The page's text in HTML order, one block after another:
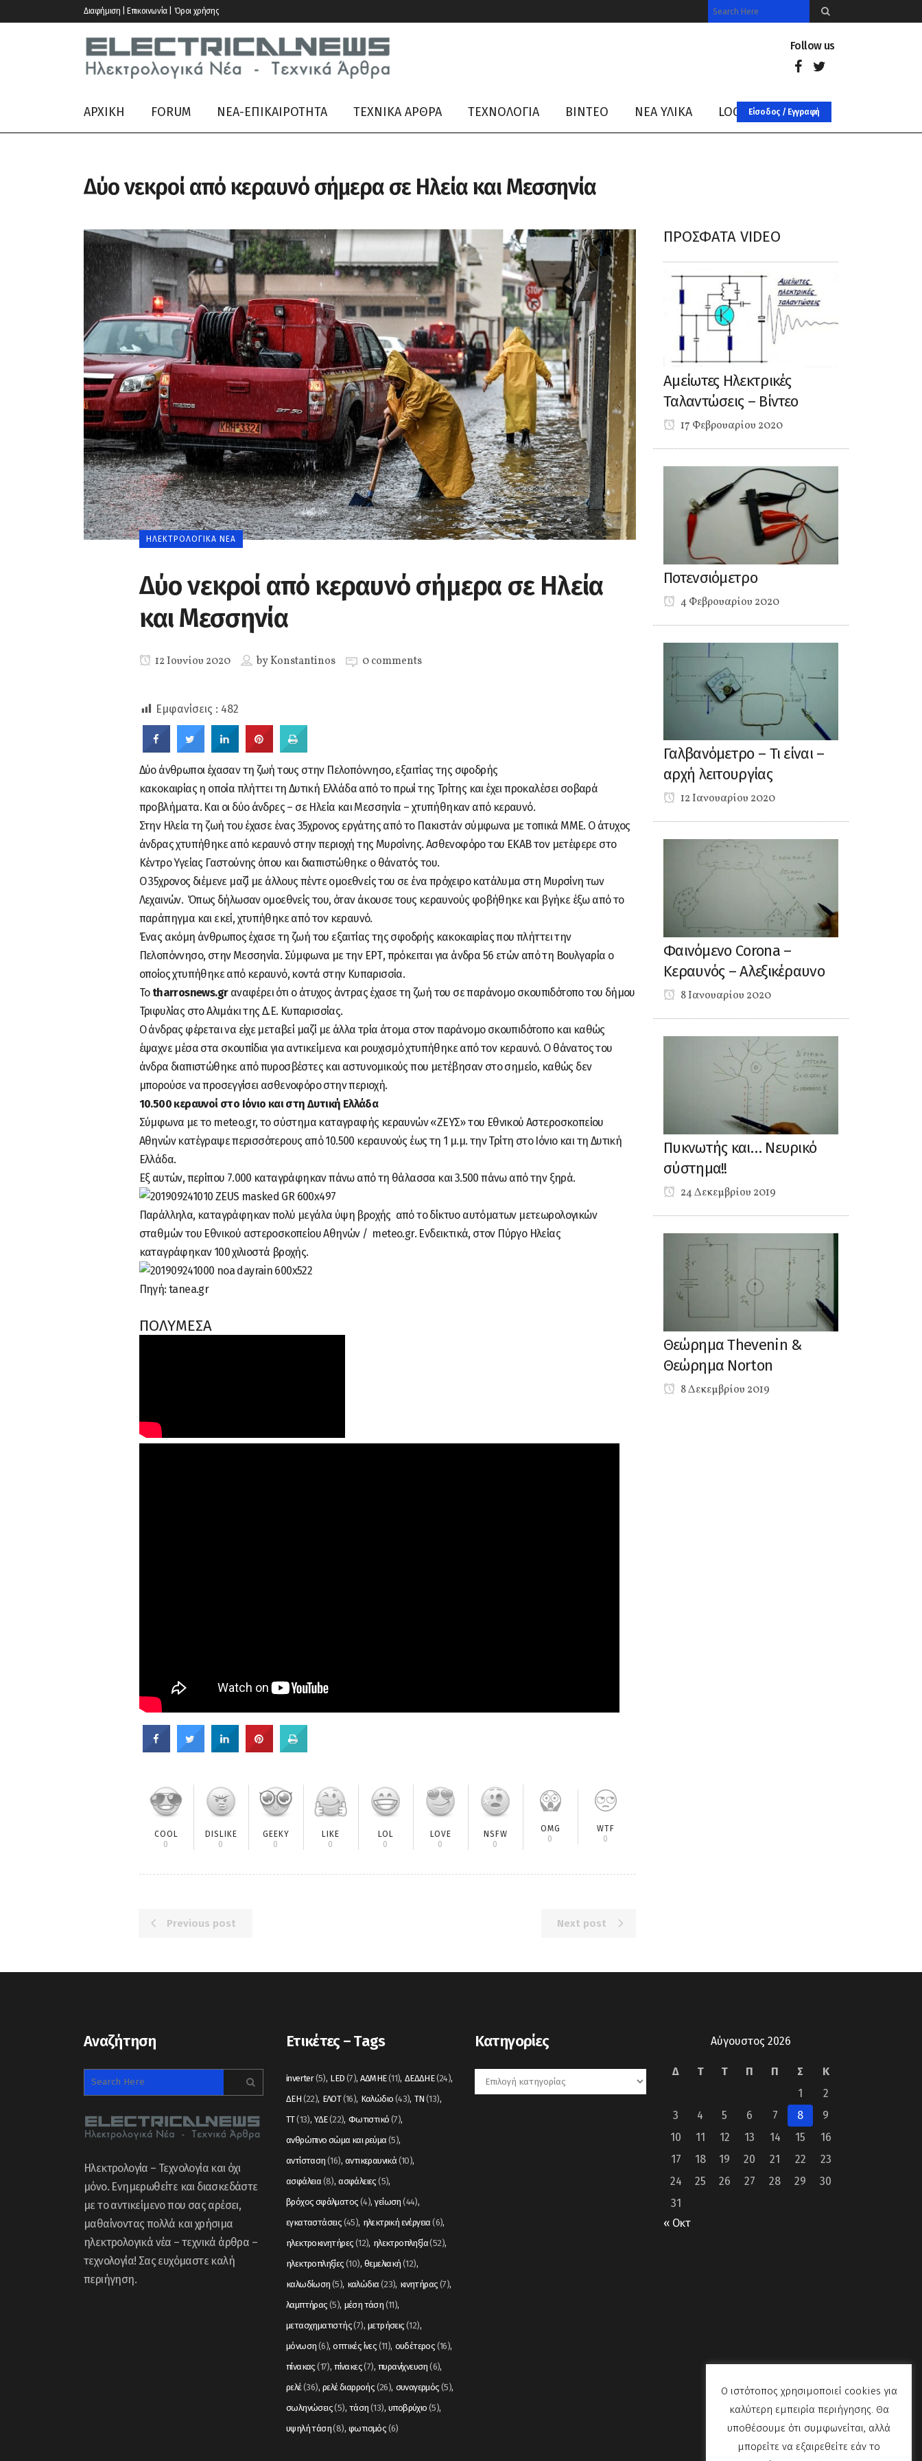
Διαφήμιση | Επικοινωνία | Όροι χρήσης
Follow us
ΑΡΧΙΚΗ FORUM ΝΕΑ-ΕΠΙΚΑΙΡΟΤΗΤΑ ΤΕΧΝΙΚΑ ΑΡΘΡΑ ΤΕΧΝΟΛΟΓΙΑ ΒΊΝΤΕΟ ΝΈΑ ΥΛΙΚΑ LOG INΕίσοδος / Εγγραφή
Δύο νεκροί από κεραυνό σήμερα σε Ηλεία και Μεσσηνία
ΗΛΕΚΤΡΟΛΟΓΙΚΆ ΝΈΑ
Δύο νεκροί από κεραυνό σήμερα σε Ηλεία
και Μεσσηνία
12 Ιουνίου 2020 byKonstantinos 0 comments
Εμφανίσεις : 482
Δύο άνθρωποι έχασαν τη ζωή τους στην Πελοπόννησο, εξαιτίας της σφοδρής
κακοκαιρίας η οποία πλήττει τη Δυτική Ελλάδα από το πρωί της Τρίτης και έχει προκαλέσει σοβαρά
προβλήματα. Και οι δύο άνδρες – σε Ηλεία και Μεσσηνία – χτυπήθηκαν από κεραυνό.
Στην Ηλεία τη ζωή του έχασε ένας 35χρονος εργάτης από το Πακιστάν σύμφωνα με τοπικά ΜΜΕ. Ο άτυχος
άνδρας χτυπήθηκε από κεραυνό στην περιοχή της Μυρσίνης. Ασθενοφόρο του ΕΚΑΒ τον μετέφερε στο
Κέντρο Υγείας Γαστούνης όπου και διαπιστώθηκε ο θάνατός του.
Ο 35χρονος διέμενε μαζί με άλλους πέντε ομοεθνείς του σε ένα πρόχειρο κατάλυμα στη Μυρσίνη των
Λεχαινών. Όπως δήλωσαν ομοεθνείς του, όταν άκουσε τους κεραυνούς φοβήθηκε και βγήκε έξω από το
παράπηγμα και εκεί, χτυπήθηκε από τον κεραυνό.
Ένας ακόμη άνθρωπος έχασε τη ζωή του εξαιτίας της σφοδρής κακοκαιρίας που πλήττει την
Πελοπόννησο, στην Μεσσηνία. Σύμφωνα με την ΕΡΤ, πρόκειται για άνδρα 56 ετών από τη Βουλγαρία ο
οποίος χτυπήθηκε από κεραυνό, κοντά στην Κυπαρισσία.
Το tharrosnews.grαναφέρει ότι ο άτυχος άντρας έχασε τη ζωή του σε παράνομο σκουπιδότοπο του δήμου
Τριφυλίας στο Αλιμάκι της Δ.Ε. Κυπαρισσίας.
Ο άνδρας φέρεται να είχε μεταβεί μαζί με άλλα τρία άτομα στον παράνομο σκουπιδότοπο και καθώς
έψαχνε μέσα στα σκουπίδια για αντικείμενα και ρουχισμό χτυπήθηκε από τον κεραυνό. Ο θάνατος του
άνδρα διαπιστώθηκε από πυροσβέστες και αστυνομικούς που μετέβησαν στο σημείο, καθώς δεν
μπορούσε να προσεγγίσει ασθενοφόρο στην περιοχή.
10.500 κεραυνοί στο Ιόνιο και στη Δυτική Ελλάδα
Σύμφωνα με το meteo.gr, το σύστημα καταγραφής κεραυνών «ΖΕΥΣ» του Εθνικού Αστεροσκοπείου
Αθηνών κατέγραψε περισσότερους από 10.500 κεραυνούς έως τη 1 μ.μ. την Τρίτη στο Ιόνιο και τη Δυτική
Ελλάδα.
Εξ αυτών, περίπου 7.000 καταγράφηκαν πάνω από τη θάλασσα και 3.500 πάνω από την ξηρά.
Παράλληλα, καταγράφηκαν πολύ μεγάλα ύψη βροχής από το δίκτυο αυτόματων μετεωρολογικών
σταθμών του Εθνικού αστεροσκοπείου Αθηνών / meteo.gr. Ενδεικτικά, στον Πύργο Ηλείας
καταγράφηκαν 100 χιλιοστά βροχής.
Πηγή: tanea.gr
ΠΟΛΥΜΕΣΑ
COOL
0
DISLIKE
0
GEEKY
0
LIKE
0
LOL
0
LOVE
0
NSFW
0
OMG
0
WTF
0
Previous post Next post
ΠΡΌΣΦΑΤΑ VIDEO
Αμείωτες Ηλεκτρικές
Ταλαντώσεις – Βίντεο
17 Φεβρουαρίου 2020
Ποτενσιόμετρο
4 Φεβρουαρίου 2020
Γαλβανόμετρο – Τι είναι –
αρχή λειτουργίας
12 Ιανουαρίου 2020
Φαινόμενο Corona –
Κεραυνός – Αλεξικέραυνο
8 Ιανουαρίου 2020
Πυκνωτής και… Νευρικό
σύστημα!!
24 Δεκεμβρίου 2019
Θεώρημα Thevenin &
Θεώρημα Norton
8 Δεκεμβρίου 2019
Αναζήτηση
Ηλεκτρολογία – Τεχνολογία και όχι
μόνο. Ενημερωθείτε και διασκεδάστε
με το αντικείμενο που σας αρέσει,
μαθαίνοντας πολλά και χρήσιμα
ηλεκτρολογικά νέα – τεχνικά άρθρα –
τεχνολογία! Σας ευχόμαστε καλή
περιήγηση.
Ετικέτες – Tags
inverter(5) LED (7) ΑΔΜΗΕ(11) ΔΕΔΔΗΕ(24)
ΔΕΗ (22) ΕΛΟΤ(16) Καλώδιο (43) ΤΝ (13)
ΤΤ(13) ΥΔΕ(22) Φωτιστικό (7)
ανθρώπινο σώμα και ρεύμα (5)
αντίσταση (16) αντικεραυνικά (10)
ασφάλεια (8) ασφάλειες (5)
βρόχος σφάλματος (4) γείωση (44)
εγκαταστάσεις (45) ηλεκτρική ενέργεια (6)
ηλεκτροκινητήρες (12) ηλεκτροπληξία(52)
ηλεκτροπληξίες (10) θεμελιακή (12)
καλωδίωση (5) καλώδια (23) κινητήρας (7)
λαμπτήρας (5) μέση τάση (11)
μετασχηματιστής(7) μετρήσεις (12)
μόνωση (6) οπτικές ίνες (11) ουδέτερος (16)
πίνακας (17) πίνακες(7) πυρανίχνευση (6)
ρελέ(36) ρελέ διαρροής (26) συναγερμός (5)
σωληνώσεις(5) τάση (13) υποβρύχιο (5)
υψηλή τάση(8) φωτισμός (6)
Kατηγορίες
Kατηγορίες
Αύγουστος 2026
Δ Τ Τ Π Π Σ
Κ
1
2
3
4 5 6 7 8
9
10
11 12 13 14 15
16
17
18 19 20 21 22
23
24
25 26 27 28 29
30
31
« Οκτ
Ο ιστότοπος χρησιμοποιεί cookies για
καλύτερη εμπειρία περιήγησης. Θα
υποθέσουμε ότι συμφωνείται, αλλά
μπορείτε να εξαιρεθείτε εάν το